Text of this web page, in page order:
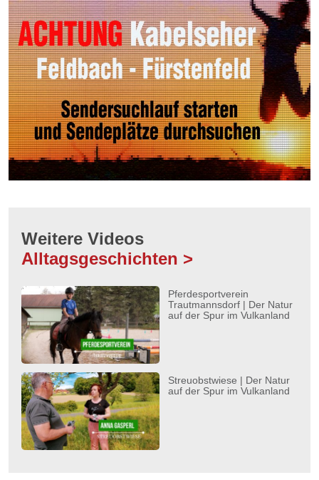
Weitere Videos
Alltagsgeschichten >
Pferdesportverein
Trautmannsdorf | Der Natur
auf der Spur im Vulkanland
Streuobstwiese | Der Natur
auf der Spur im Vulkanland